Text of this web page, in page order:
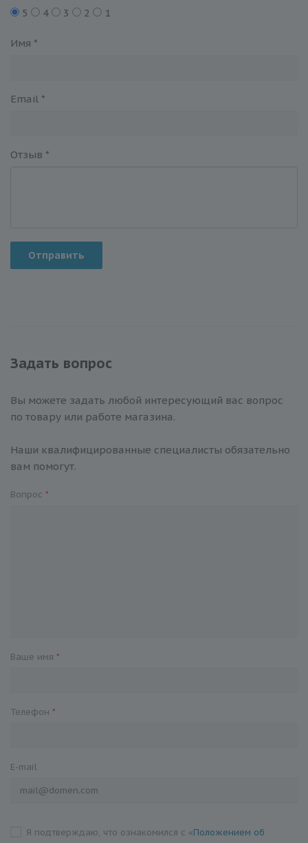
5
4 3 2 1
Имя *
Email *
Отзыв *
Отправить
Задать вопрос
Вы можете задать любой интересующий вас вопрос
по товару или работе магазина.
Наши квалифицированные специалисты обязательно
вам помогут.
Вопрос *
Ваше имя *
Телефон *
E-mail
Я подтверждаю, что ознакомился с «Положением об